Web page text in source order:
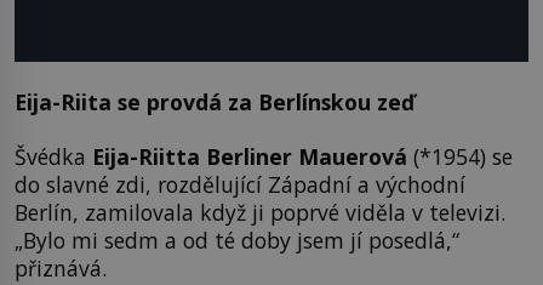
Eija-Riita se provdá za Berlínskou zeď
Švédka Eija-Riitta Berliner Mauerová (*1954) se
do slavné zdi, rozdělující Západní a východní
Berlín, zamilovala když ji poprvé viděla v televizi.
„Bylo mi sedm a od té doby jsem jí posedlá,“
přiznává.